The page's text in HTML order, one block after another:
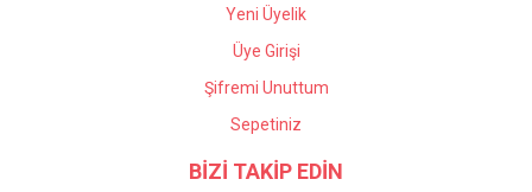
Yeni Üyelik
Üye Girişi
Şifremi Unuttum
Sepetiniz
BİZİ TAKİP EDİN